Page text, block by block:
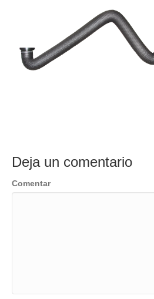
Deja un comentario
Comentar